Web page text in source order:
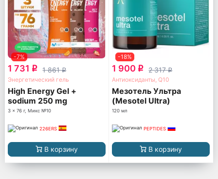
-7%
1 731 q 1 861q
Энергетический гель
High Energy Gel +
sodium 250 mg
3 x 76 г, Микс №10
226ERS
В корзину
-18%
1 900 q 2 317q
Антиоксиданты, Q10
Мезотель Ультра
(Mesotel Ultra)
120 мл
PEPTIDES
В корзину